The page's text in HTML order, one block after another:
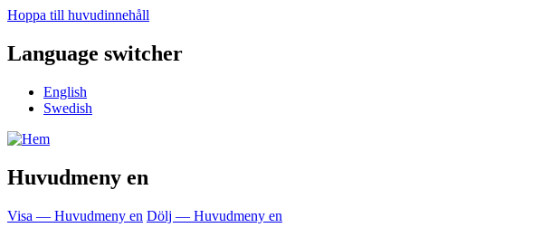
Hoppa till huvudinnehåll
Language switcher
English
Swedish
Huvudmeny en
Visa — Huvudmeny en Dölj — Huvudmeny en